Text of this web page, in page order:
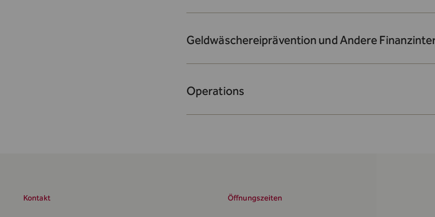
Geldwäschereiprävention und Andere
Operations
Kontakt Öffnungszeiten